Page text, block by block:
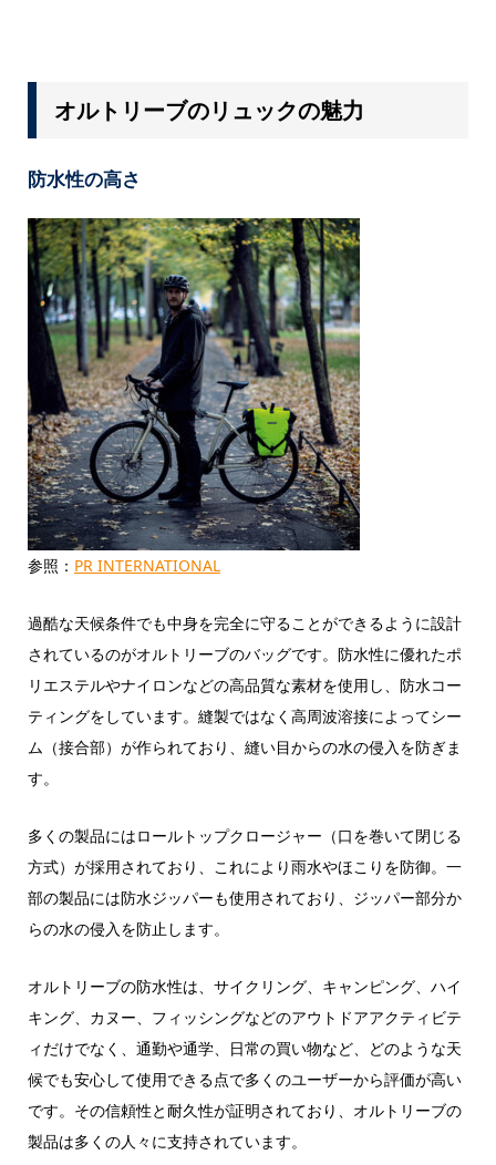
オルトリーブのリュックの魅力
防水性の高さ
参照： PR INTERNATIONAL
過酷な天候条件でも中身を完全に守ることができるように設計
されているのがオルトリーブのバッグです。防水性に優れたポ
リエステルやナイロンなどの高品質な素材を使用し、防水コー
ティングをしています。縫製ではなく高周波溶接によってシー
ム（接合部）が作られており、縫い目からの水の侵入を防ぎま
す。
多くの製品にはロールトップクロージャー（口を巻いて閉じる
方式）が採用されており、これにより雨水やほこりを防御。一
部の製品には防水ジッパーも使用されており、ジッパー部分か
らの水の侵入を防止します。
オルトリーブの防水性は、サイクリング、キャンピング、ハイ
キング、カヌー、フィッシングなどのアウトドアアクティビテ
ィだけでなく、通勤や通学、日常の買い物など、どのような天
候でも安心して使用できる点で多くのユーザーから評価が高い
です。その信頼性と耐久性が証明されており、オルトリーブの
製品は多くの人々に支持されています。